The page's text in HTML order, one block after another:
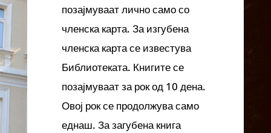
позајмуваат лично само со
членска карта. За изгубена
членска карта се известува
Библиотеката. Книгите се
позајмуваат за рок од 10 дена.
Овој рок се продолжува само
еднаш. За загубена книга